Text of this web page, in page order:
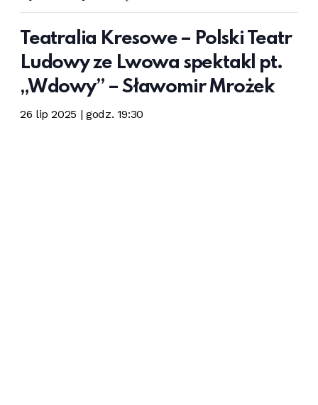
Teatralia Kresowe – Polski Teatr
Ludowy ze Lwowa spektakl pt.
„Wdowy” – Sławomir Mrożek
26 lip 2025 | godz. 19:30